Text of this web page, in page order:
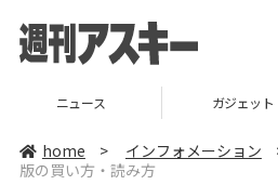
ニュース ガジェット
home > インフォメーション
版の買い方・読み方